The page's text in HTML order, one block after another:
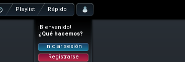
Playlist Rápido
¡Bienvenido!
¿Qué hacemos?
Iniciar sesión
Registrarse